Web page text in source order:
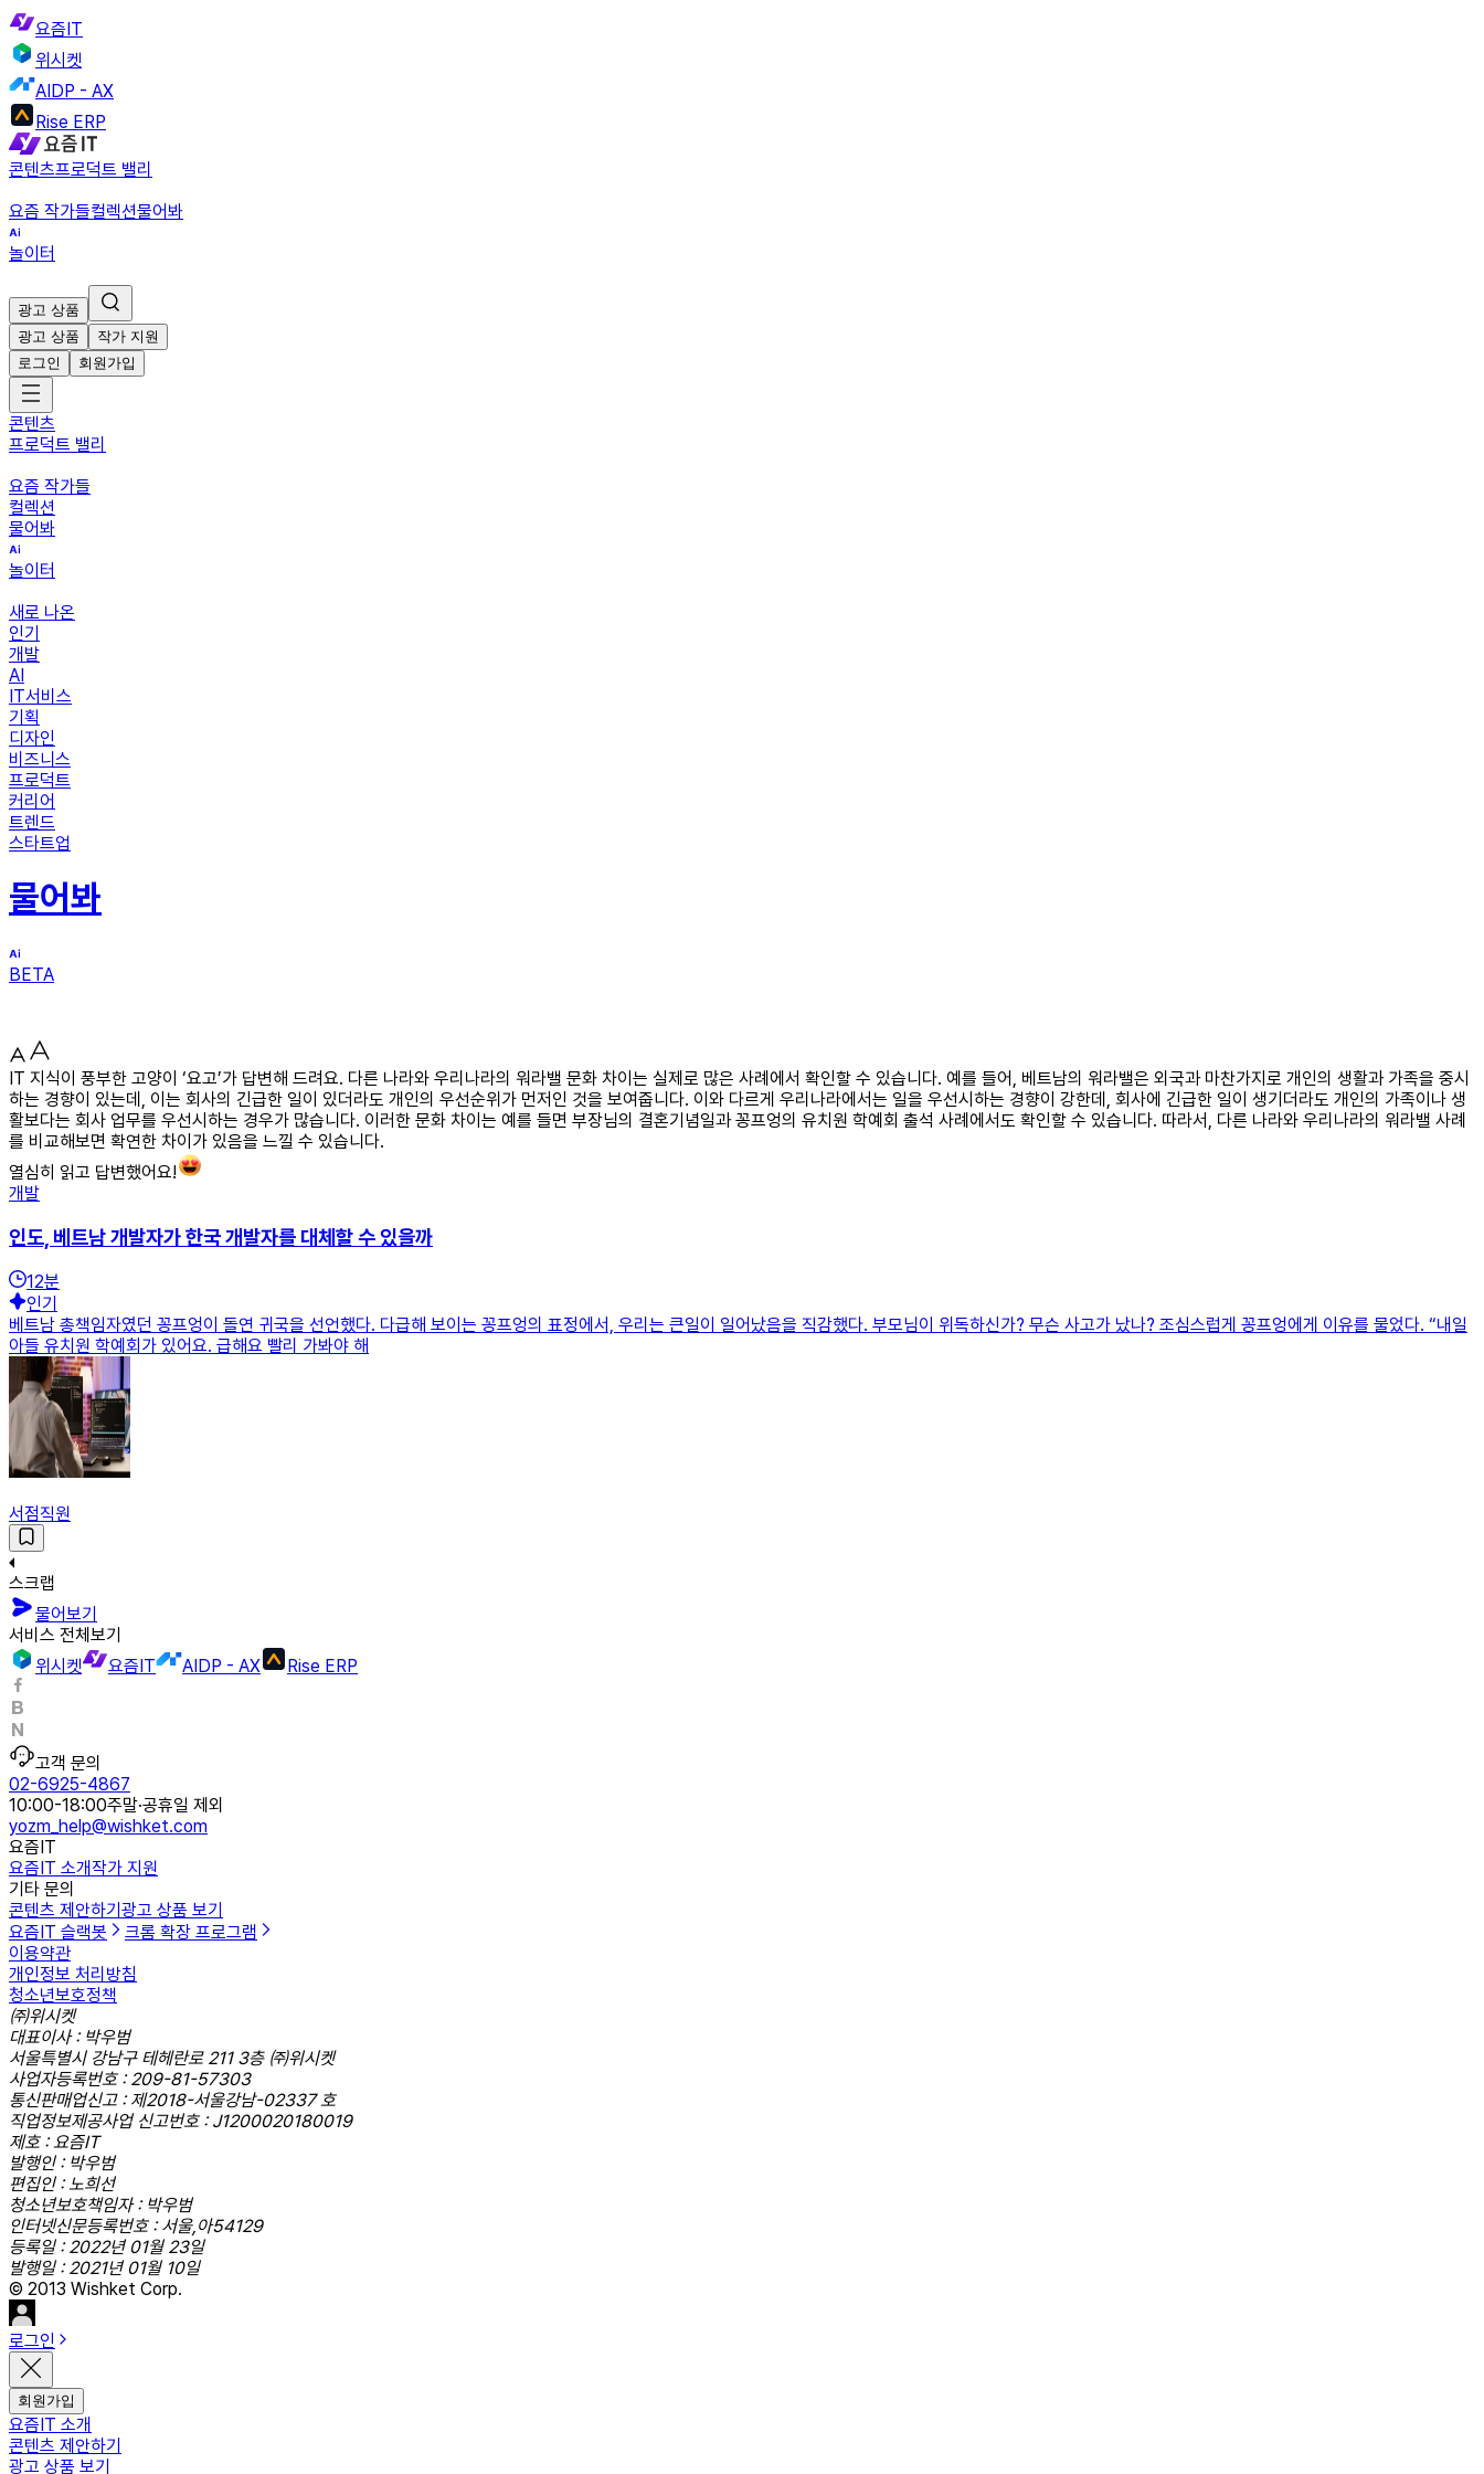
요즘IT
위시켓
AIDP - AX
Rise ERP
콘텐츠프로덕트 밸리
요즘 작가들컬렉션물어봐
놀이터
광고 상품
광고 상품
작가 지원
로그인
회원가입
콘텐츠
프로덕트 밸리
요즘 작가들
컬렉션
물어봐
놀이터
새로 나온
인기
개발
AI
IT서비스
기획
디자인
비즈니스
프로덕트
커리어
트렌드
스타트업
물어봐
BETA
IT 지식이 풍부한 고양이 ‘요고’가 답변해 드려요. 다른 나라와 우리나라의 워라밸 문화 차이는 실제로 많은 사례에서 확인할 수 있습니다. 예를 들어, 베트남의 워라밸은 외국과 마찬가지로 개인의 생활과 가족을 중시
하는 경향이 있는데, 이는 회사의 긴급한 일이 있더라도 개인의 우선순위가 먼저인 것을 보여줍니다. 이와 다르게 우리나라에서는 일을 우선시하는 경향이 강한데, 회사에 긴급한 일이 생기더라도 개인의 가족이나 생
활보다는 회사 업무를 우선시하는 경우가 많습니다. 이러한 문화 차이는 예를 들면 부장님의 결혼기념일과 꽁프엉의 유치원 학예회 출석 사례에서도 확인할 수 있습니다. 따라서, 다른 나라와 우리나라의 워라밸 사례
를 비교해보면 확연한 차이가 있음을 느낄 수 있습니다.
열심히 읽고 답변했어요!
개발
인도, 베트남 개발자가 한국 개발자를 대체할 수 있을까
12분
인기
베트남 총책임자였던 꽁프엉이 돌연 귀국을 선언했다. 다급해 보이는 꽁프엉의 표정에서, 우리는 큰일이 일어났음을 직감했다. 부모님이 위독하신가? 무슨 사고가 났나? 조심스럽게 꽁프엉에게 이유를 물었다. “내일
아들 유치원 학예회가 있어요. 급해요 빨리 가봐야 해
서점직원
스크랩
물어보기
서비스 전체보기
위시켓
요즘IT AIDP - AX Rise ERP
고객 문의
02-6925-4867
10:00-18:00주말·공휴일 제외
yozm_help@wishket.com
요즘IT
요즘IT 소개작가 지원
기타 문의
콘텐츠 제안하기 광고 상품 보기
요즘IT 슬랙봇
크롬 확장 프로그램
이용약관
개인정보 처리방침
청소년보호정책
㈜위시켓
대표이사 : 박우범
서울특별시 강남구 테헤란로 211 3층 ㈜위시켓
사업자등록번호 : 209-81-57303
통신판매업신고 : 제2018-서울강남-02337 호
직업정보제공사업 신고번호 : J1200020180019
제호 : 요즘IT
발행인 : 박우범
편집인 : 노희선
청소년보호책임자 : 박우범
인터넷신문등록번호 : 서울,아54129
등록일 : 2022년 01월 23일
발행일 : 2021년 01월 10일
© 2013 Wishket Corp.
로그인
회원가입
요즘IT 소개
콘텐츠 제안하기
광고 상품 보기